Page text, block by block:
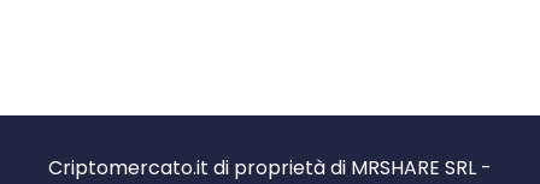
Criptomercato.it di proprietà di MRSHARE SRL -